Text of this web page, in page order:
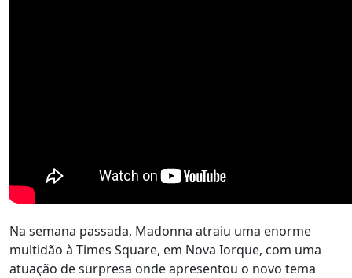
Na semana passada, Madonna atraiu uma enorme
multidão à Times Square, em Nova Iorque, com uma
atuação de surpresa onde apresentou o novo tema